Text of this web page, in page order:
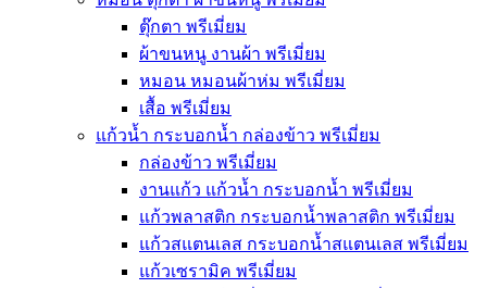
ตุ๊กตา พรีเมี่ยม
ผ้าขนหนู งานผ้า พรีเมี่ยม
หมอน หมอนผ้าห่ม พรีเมี่ยม
เสื้อ พรีเมี่ยม
แก้วน้ำ กระบอกน้ำ กล่องข้าว พรีเมี่ยม
กล่องข้าว พรีเมี่ยม
งานแก้ว แก้วน้ำ กระบอกน้ำ พรีเมี่ยม
แก้วพลาสติก กระบอกน้ำพลาสติก พรีเมี่ยม
แก้วสแตนเลส กระบอกน้ำสแตนเลส พรีเมี่ยม
แก้วเซรามิค พรีเมี่ยม